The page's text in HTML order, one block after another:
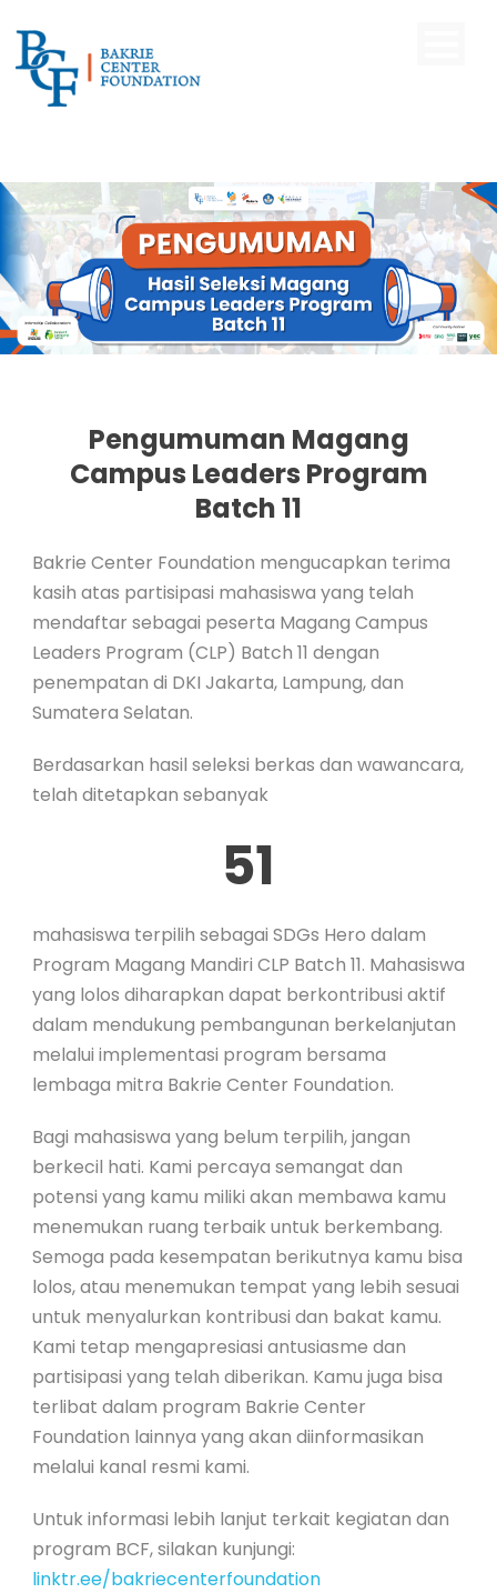
EN
ID
Pengumuman Magang
Campus Leaders Program
Batch 11
Bakrie Center Foundation mengucapkan terima
kasih atas partisipasi mahasiswa yang telah
mendaftar sebagai peserta Magang Campus
Leaders Program (CLP) Batch 11 dengan
penempatan di DKI Jakarta, Lampung, dan
Sumatera Selatan.
Berdasarkan hasil seleksi berkas dan wawancara,
telah ditetapkan sebanyak
51
mahasiswa terpilih sebagai SDGs Hero dalam
Program Magang Mandiri CLP Batch 11. Mahasiswa
yang lolos diharapkan dapat berkontribusi aktif
dalam mendukung pembangunan berkelanjutan
melalui implementasi program bersama
lembaga mitra Bakrie Center Foundation.
Bagi mahasiswa yang belum terpilih, jangan
berkecil hati. Kami percaya semangat dan
potensi yang kamu miliki akan membawa kamu
menemukan ruang terbaik untuk berkembang.
Semoga pada kesempatan berikutnya kamu bisa
lolos, atau menemukan tempat yang lebih sesuai
untuk menyalurkan kontribusi dan bakat kamu.
Kami tetap mengapresiasi antusiasme dan
partisipasi yang telah diberikan. Kamu juga bisa
terlibat dalam program Bakrie Center
Foundation lainnya yang akan diinformasikan
melalui kanal resmi kami.
Untuk informasi lebih lanjut terkait kegiatan dan
program BCF, silakan kunjungi:
linktr.ee/bakriecenterfoundation